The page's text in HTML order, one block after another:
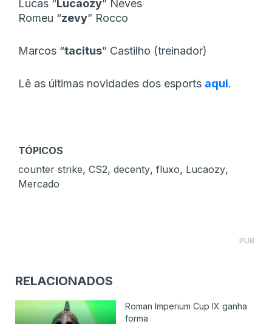
Lucas “Lucaozy” Neves
Romeu “zevy” Rocco
Marcos “tacitus” Castilho (treinador)
Lê as últimas novidades dos esports aqui.
TÓPICOS
counter strike, CS2, decenty, fluxo, Lucaozy,
Mercado
PUB
RELACIONADOS
Roman Imperium Cup IX ganha
forma